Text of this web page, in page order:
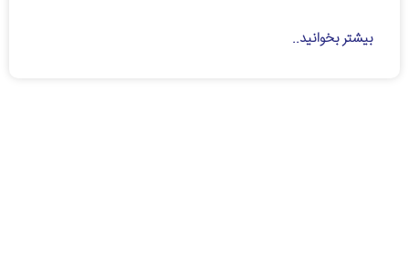
بیشتر بخوانید..